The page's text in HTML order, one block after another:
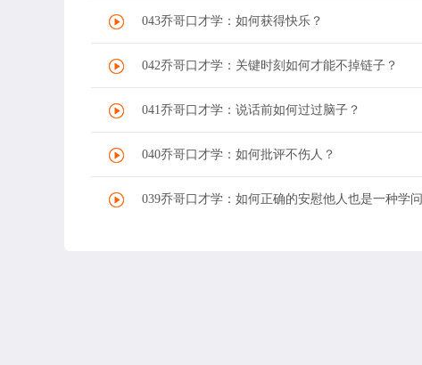
043乔哥口才学：如何获得快乐？
042乔哥口才学：关键时刻如何才能不掉链子？
041乔哥口才学：说话前如何过过脑子？
040乔哥口才学：如何批评不伤人？
039乔哥口才学：如何正确的安慰他人也是一种学问